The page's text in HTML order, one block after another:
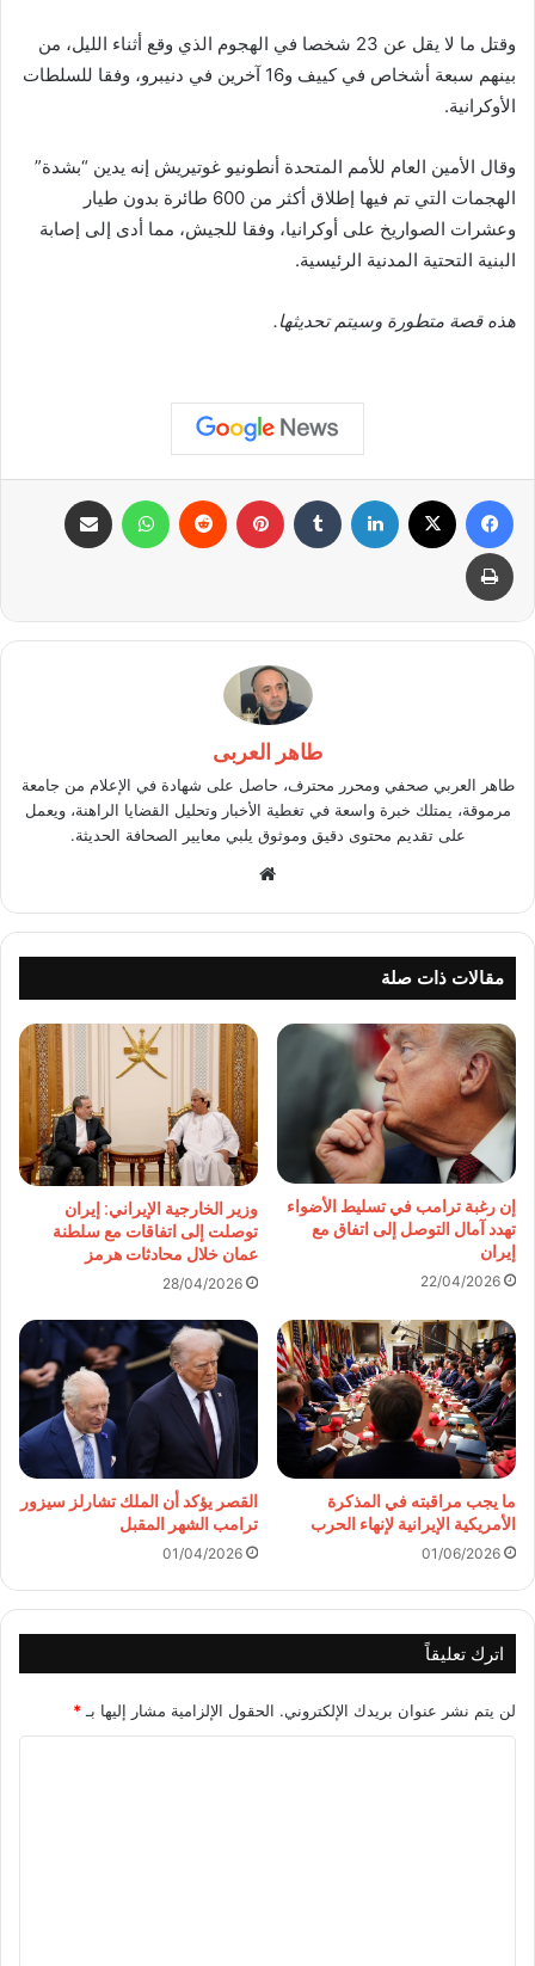
وقتل ما لا يقل عن 23 شخصا في الهجوم الذي وقع أثناء الليل، من
بينهم سبعة أشخاص في كييف و16 آخرين في دنيبرو، وفقا للسلطات
الأوكرانية.
وقال الأمين العام للأمم المتحدة أنطونيو غوتيريش إنه يدين “بشدة”
الهجمات التي تم فيها إطلاق أكثر من 600 طائرة بدون طيار
وعشرات الصواريخ على أوكرانيا، وفقا للجيش، مما أدى إلى إصابة
البنية التحتية المدنية الرئيسية.
هذه قصة متطورة وسيتم تحديثها.
فيسبوك لينكدإن بينتيريست واتساب
طباعة
طاهر العربى
طاهر العربي صحفي ومحرر محترف، حاصل على شهادة في الإعلام من جامعة
مرموقة، يمتلك خبرة واسعة في تغطية الأخبار وتحليل القضايا الراهنة، ويعمل
على تقديم محتوى دقيق وموثوق يلبي معايير الصحافة الحديثة.
مقالات ذات صلة
إن رغبة ترامب في تسليط الأضواء
تهدد آمال التوصل إلى اتفاق مع
إيران
22/04/2026
وزير الخارجية الإيراني: إيران
توصلت إلى اتفاقات مع سلطنة
عمان خلال محادثات هرمز
28/04/2026
ما يجب مراقبته في المذكرة
الأمريكية الإيرانية لإنهاء الحرب
01/06/2026
القصر يؤكد أن الملك تشارلز سيزور
ترامب الشهر المقبل
01/04/2026
اترك تعليقاً
لن يتم نشر عنوان بريدك الإلكتروني. الحقول الإلزامية مشار إليها بـ*